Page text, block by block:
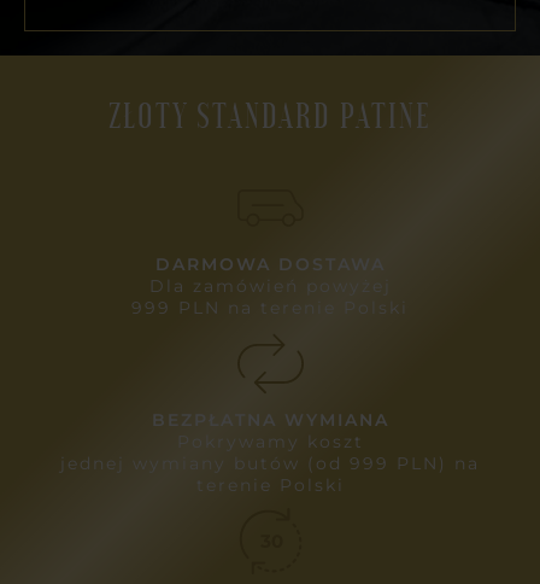
ZŁOTY STANDARD PATINE
DARMOWA DOSTAWA
Dla zamówień powyżej
999 PLN na terenie Polski
BEZPŁATNA WYMIANA
Pokrywamy koszt
jednej wymiany butów (od 999 PLN) na
terenie Polski